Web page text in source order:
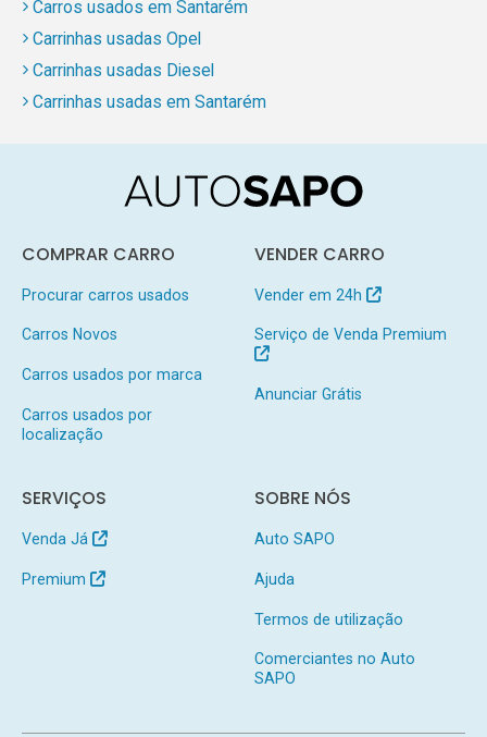
Carros usados em Santarém
Carrinhas usadas Opel
Carrinhas usadas Diesel
Carrinhas usadas em Santarém
COMPRAR CARRO
Procurar carros usados
Carros Novos
Carros usados por marca
Carros usados por
localização
VENDER CARRO
Vender em 24h
Serviço de Venda Premium
Anunciar Grátis
SERVIÇOS
Venda Já
Premium
SOBRE NÓS
Auto SAPO
Ajuda
Termos de utilização
Comerciantes no Auto
SAPO